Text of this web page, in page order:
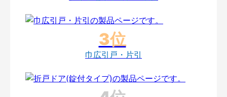
巾広引戸・片引